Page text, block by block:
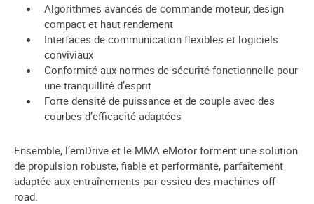
Algorithmes avancés de commande moteur, design
compact et haut rendement
Interfaces de communication flexibles et logiciels
conviviaux
Conformité aux normes de sécurité fonctionnelle pour
une tranquillité d’esprit
Forte densité de puissance et de couple avec des
courbes d’efficacité adaptées
Ensemble, l’emDrive et le MMA eMotor forment une solution
de propulsion robuste, fiable et performante, parfaitement
adaptée aux entraînements par essieu des machines off-
road.